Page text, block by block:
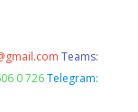
Teams:
0 726 Telegram: